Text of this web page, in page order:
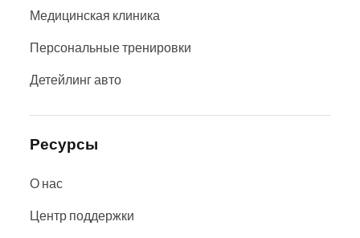
Медицинская клиника
Персональные тренировки
Детейлинг авто
Ресурсы
О нас
Центр поддержки